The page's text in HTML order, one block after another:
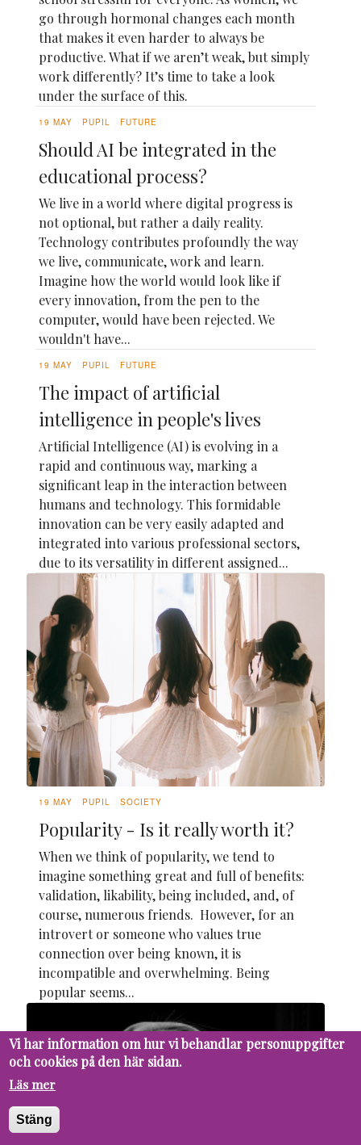
go through hormonal changes each month
that makes it even harder to always be
productive. What if we aren’t weak, but simply
work differently? It’s time to take a look
under the surface of this.
19 MAY PUPIL FUTURE
Should AI be integrated in the
educational process?
We live in a world where digital progress is
not optional, but rather a daily reality.
Technology contributes profoundly the way
we live, communicate, work and learn.
Imagine how the world would look like if
every innovation, from the pen to the
computer, would have been rejected. We
wouldn't have...
19 MAY PUPIL FUTURE
The impact of artificial
intelligence in people's lives
Artificial Intelligence (AI) is evolving in a
rapid and continuous way, marking a
significant leap in the interaction between
humans and technology. This formidable
innovation can be very easily adapted and
integrated into various professional sectors,
due to its versatility in different assigned...
19 MAY PUPIL SOCIETY
Popularity - Is it really worth it?
When we think of popularity, we tend to
imagine something great and full of benefits:
validation, likability, being included, and, of
course, numerous friends. However, for an
introvert or someone who values true
connection over being known, it is
incompatible and overwhelming. Being
popular seems...
Vi har information om hur vi behandlar personuppgifter
och cookies på den här sidan.
Läs mer
Stäng